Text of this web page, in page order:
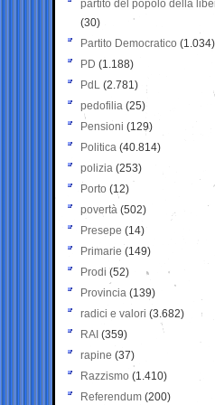
partito del popolo della
(30)
Partito Democratico (1.034)
PD (1.188)
PdL (2.781)
pedofilia (25)
Pensioni (129)
Politica (40.814)
polizia (253)
Porto (12)
povertà (502)
Presepe (14)
Primarie (149)
Prodi (52)
Provincia (139)
radici e valori (3.682)
RAI (359)
rapine (37)
Razzismo (1.410)
Referendum (200)